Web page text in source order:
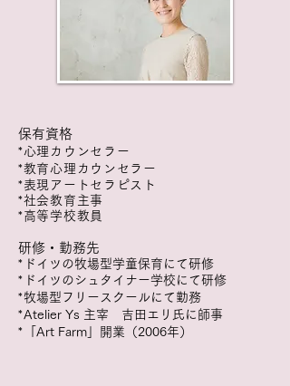
保有資格
*心理カウンセラー
*教育心理カウンセラー
*表現アートセラピスト
*社会教育 主事
*高等学校教員
​研修・勤務先
* ドイツの牧場型学童保育にて研修
* ドイツのシュタイナー学校にて研修
*牧場型フリースクールにて勤務
*Atelier Ys 主宰 吉田エリ氏に師事
* 「Art Farm」開業（2006年）